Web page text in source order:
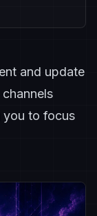
and update
you to focus